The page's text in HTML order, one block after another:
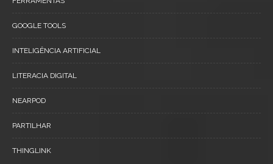
GOOGLE TOOLS
INTELIGÊNCIA ARTIFICIAL
LITERACIA DIGITAL
NEARPOD
PARTILHAR
THINGLINK